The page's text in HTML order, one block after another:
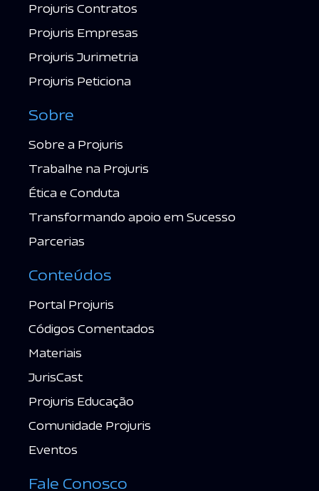
Projuris Contratos
Projuris Empresas
Projuris Jurimetria
Projuris Peticiona
Sobre
Sobre a Projuris
Trabalhe na Projuris
Ética e Conduta
Transformando apoio em Sucesso
Parcerias
Conteúdos
Portal Projuris
Códigos Comentados
Materiais
JurisCast
Projuris Educação
Comunidade Projuris
Eventos
Fale Conosco